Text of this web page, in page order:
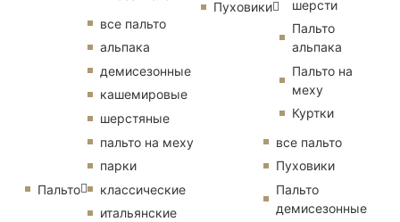
Пальто
все пальто
альпака
демисезонные
кашемировые
шерстяные
пальто на меху
парки
классические
итальянские
Пуховики
шерсти
Пальто
альпака
Пальто на
меху
Куртки
все пальто
Пуховики
Пальто
демисезонные